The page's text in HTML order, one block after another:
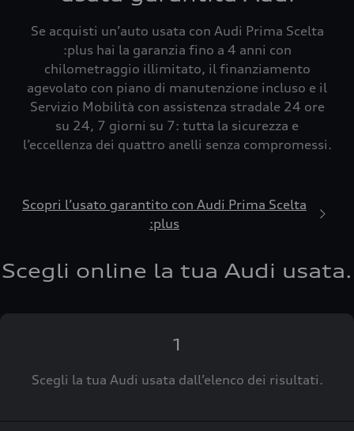
Se acquisti un’auto usata con Audi Prima Scelta
:plus hai la garanzia fino a 4 anni con
chilometraggio illimitato, il finanziamento
agevolato con piano di manutenzione incluso e il
Servizio Mobilità con assistenza stradale 24 ore
su 24, 7 giorni su 7: tutta la sicurezza e
l’eccellenza dei quattro anelli senza compromessi.
Scopri l’usato garantito con Audi Prima Scelta
:plus
Scegli online la tua Audi usata.
1
Scegli la tua Audi usata dall’elenco dei risultati.